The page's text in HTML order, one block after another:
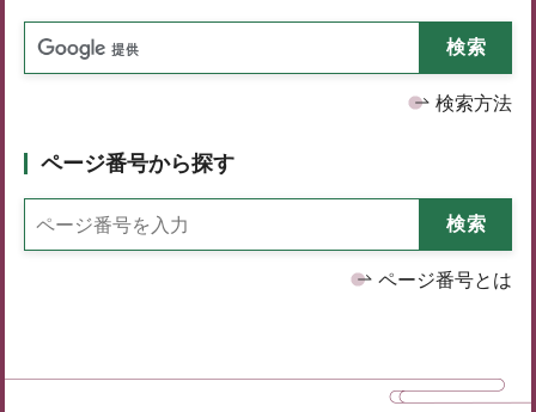
検索方法
ページ番号から探す
ページ番号とは